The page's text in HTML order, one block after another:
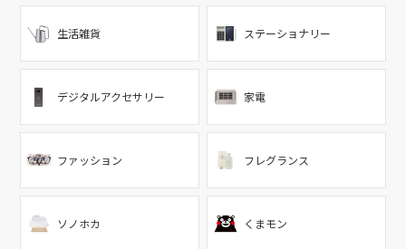
生活雑貨 ステーショナリー
デジタルアクセサリー 家電
ファッション フレグランス
ソノホカ くまモン